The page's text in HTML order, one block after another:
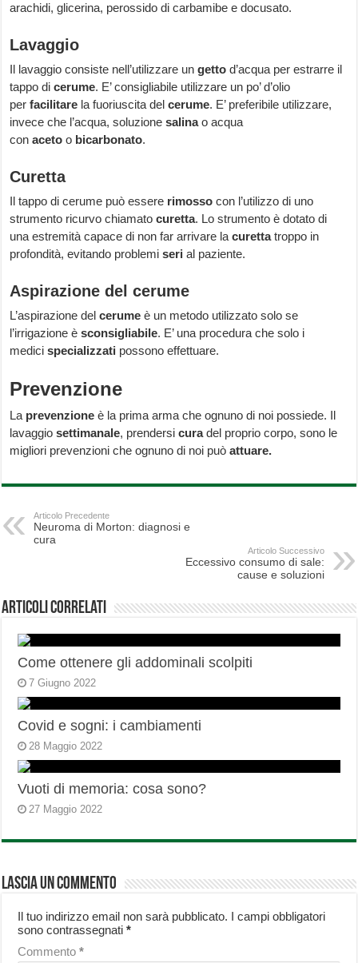
arachidi, glicerina, perossido di carbamibe e docusato.
Lavaggio
Il lavaggio consiste nell’utilizzare ungetto d’acqua per estrarre il
tappo dicerume. E’ consigliabile utilizzare un po’ d’olio
perfacilitare la fuoriuscita delcerume. E’ preferibile utilizzare,
invece che l’acqua, soluzionesalinao acqua
conaceto o bicarbonato.
Curetta
Il tappo di cerume può essere rimosso con l’utilizzo di uno
strumento ricurvo chiamatocuretta. Lo strumento è dotato di
una estremità capace di non far arrivare lacurettatroppo in
profondità, evitando problemiseri al paziente.
Aspirazione del cerume
L’aspirazione delcerume è un metodo utilizzato solo se
l’irrigazione èsconsigliabile. E’ una procedura che solo i
medicispecializzati possono effettuare.
Prevenzione
La prevenzione è la prima arma che ognuno di noi possiede. Il
lavaggiosettimanale, prendersicuradel proprio corpo, sono le
migliori prevenzioni che ognuno di noi puòattuare.
Articolo Precedente
Neuroma di Morton: diagnosi e
cura
Articolo Successivo
Eccessivo consumo di sale:
cause e soluzioni
Articoli correlati
Come ottenere gli addominali scolpiti
7 Giugno 2022
Covid e sogni: i cambiamenti
28 Maggio 2022
Vuoti di memoria: cosa sono?
27 Maggio 2022
Lascia un commento
Il tuo indirizzo email non sarà pubblicato. I campi obbligatori
sono contrassegnati*
Commento*